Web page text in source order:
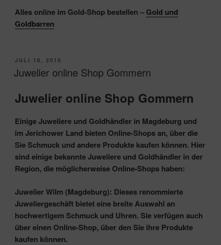
Alles online im Gold-Shop bestellen – Gold und
Goldbarren
VERÖFFENTLICHT
AM
JULI 18, 2018
Juwelier online Shop Gommern
Juwelier online Shop Gommern
Einige Juweliere und Goldhändler in Magdeburg und
im Jerichower Land bieten Online-Shops an, über die
Sie Schmuck und andere Produkte kaufen können. Hier
sind einige bekannte Juweliere und Goldhändler in der
Region, die möglicherweise Online-Shops haben:
Juwelier Wilm (Magdeburg): Dieses renommierte
Juweliergeschäft bietet eine breite Auswahl an
hochwertigem Schmuck und Uhren. Sie verfügen auch
über einen Online-Shop, über den Sie ihre Produkte
kaufen können.